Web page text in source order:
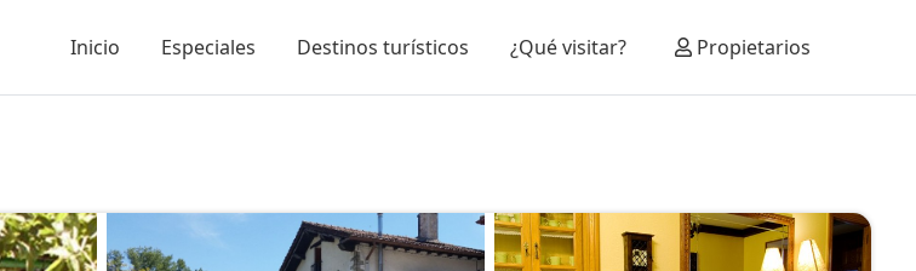
Inicio Especiales Destinos turísticos ¿Qué visitar? Propietarios